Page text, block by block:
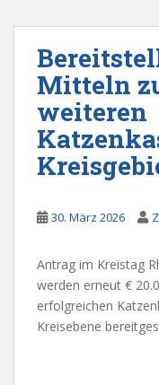
Mitteln
weiteren
30. März 2026
Antrag im Kreistag
werden erneut €
erfolgreichen
Kreisebene